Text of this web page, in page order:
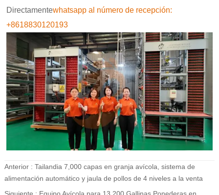
Directamentewhatsapp al número de recepción:
+8618830120193
Anterior : Tailandia 7,000 capas en granja avícola, sistema de
alimentación automático y jaula de pollos de 4 niveles a la venta